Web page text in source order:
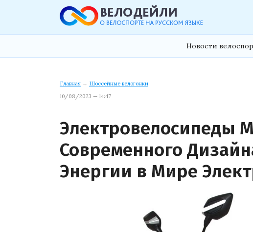
Новости
Главная → Шоссейные велогонки
10/08/2023 — 14:47
Электровелосипеды
Современного
Энергии в Мире